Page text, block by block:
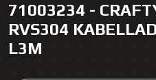
71003234 -
RVS304
L3M